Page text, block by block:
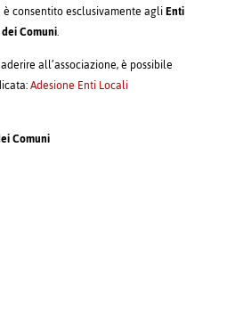
è consentito esclusivamente agliEnti
Comuni.
all’associazione, è possibile
Adesione Enti Locali
Comuni